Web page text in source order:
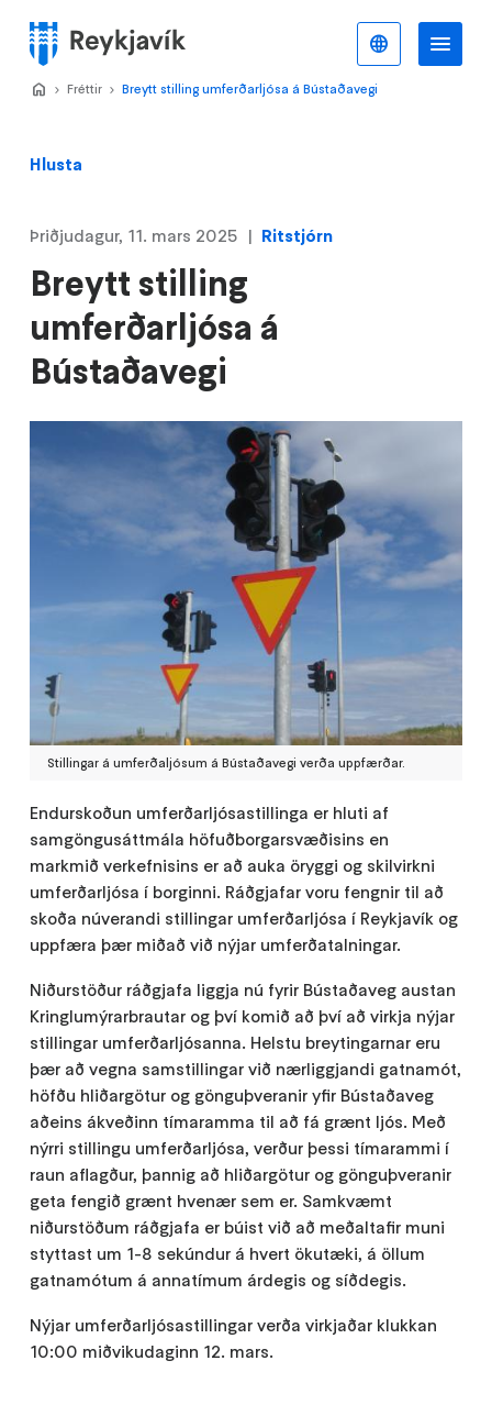
meginefni
Valmynd
Hlusta
Breytt stilling
umferðarljósa á
Bústaðavegi
Þriðjudagur, 11. mars 2025 Ritstjórn
Stillingar á umferðaljósum á Bústaðavegi verða uppfærðar.
Endurskoðun umferðarljósastillinga er hluti af
samgöngusáttmála höfuðborgarsvæðisins en
markmið verkefnisins er að auka öryggi og skilvirkni
umferðarljósa í borginni. Ráðgjafar voru fengnir til að
skoða núverandi stillingar umferðarljósa í Reykjavík og
uppfæra þær miðað við nýjar umferðatalningar.
Niðurstöður ráðgjafa liggja nú fyrir Bústaðaveg austan
Kringlumýrarbrautar og því komið að því að virkja nýjar
stillingar umferðarljósanna. Helstu breytingarnar eru
þær að vegna samstillingar við nærliggjandi gatnamót,
höfðu hliðargötur og gönguþveranir yfir Bústaðaveg
aðeins ákveðinn tímaramma til að fá grænt ljós. Með
nýrri stillingu umferðarljósa, verður þessi tímarammi í
raun aflagður, þannig að hliðargötur og gönguþveranir
geta fengið grænt hvenær sem er. Samkvæmt
niðurstöðum ráðgjafa er búist við að meðaltafir muni
styttast um 1-8 sekúndur á hvert ökutæki, á öllum
gatnamótum á annatímum árdegis og síðdegis.
Nýjar umferðarljósastillingar verða virkjaðar klukkan
10:00 miðvikudaginn 12. mars.
Home
>
Fréttir >
Breytt stilling umferðarljósa á Bústaðavegi
Íslenska